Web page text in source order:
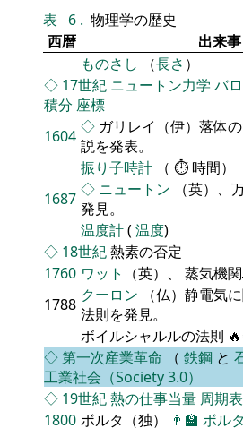
表
6 . 物理学の歴史
西暦
出来事
ものさし （長さ ）
◇ 17世紀 ニュートン力学 バ
積分 座標
1604 ◇ ガリレイ（伊）落体
説を発表。
振り子時計 （ ⏱ 時間）
1687 ◇ ニュートン （英）、
発見。
温度計( 温度)
◇ 18世紀熱素の否定
1760 ワット
（英）、 蒸気機
1788 クーロン （仏）静電気
法則を発見。
ボイルシャルルの法則
◇第一次産業革命 （ 鉄鋼 と
工業社会（Society 3.0）
◇ 19世紀熱の仕事当量 周期表
1800 ボルタ（独） 👨‍🏫 ボル